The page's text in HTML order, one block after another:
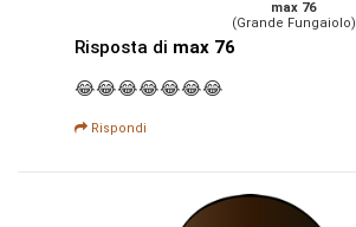
max 76
(Grande Fungaiolo)
Risposta di max 76
😂😂😂😂😂😂😂
Rispondi